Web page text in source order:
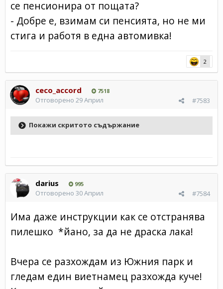
се пенсионира от пощата?
- Добре е, взимам си пенсията, но не ми
стига и работя в една автомивка!
2
ceco_accord 7518
#7583
Отговорено 29 Април
Покажи скритото съдържание
darius 995
#7584
Отговорено 30 Април
Има даже инструкции как се отстранява
пилешко *йано, за да не драска лака!
Вчера се разхождам из Южния парк и
гледам един виетнамец разхожда куче!